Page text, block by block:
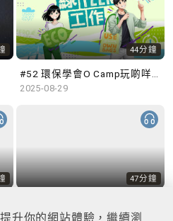
升你的網站體驗，繼續瀏
44分鐘
#52 環保學會O Camp玩啲咩？ | 參與學生: Sammi、Cardi、Charles (香港科技大學 環境管理及科技學生聯會)
2025-08-29
47分鐘
2025-08-15